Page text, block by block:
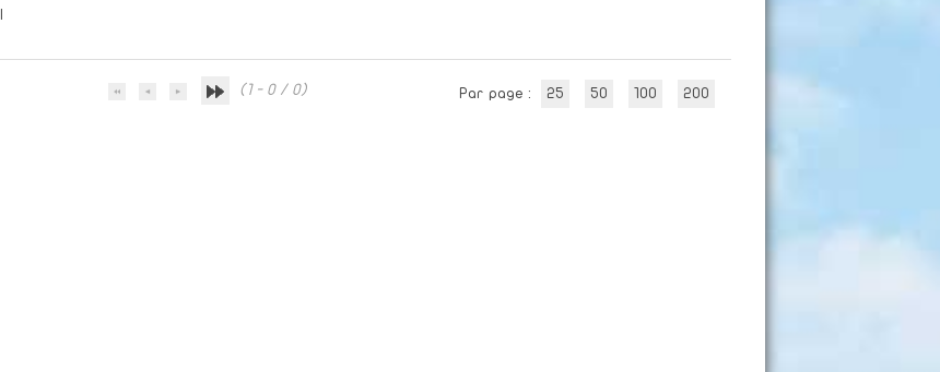
(1 - 0 / 0) Par page : 25 50 100 200